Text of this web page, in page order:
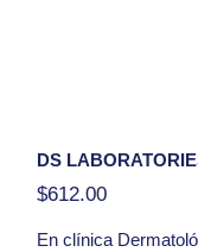
DS
$612.00
En clínica